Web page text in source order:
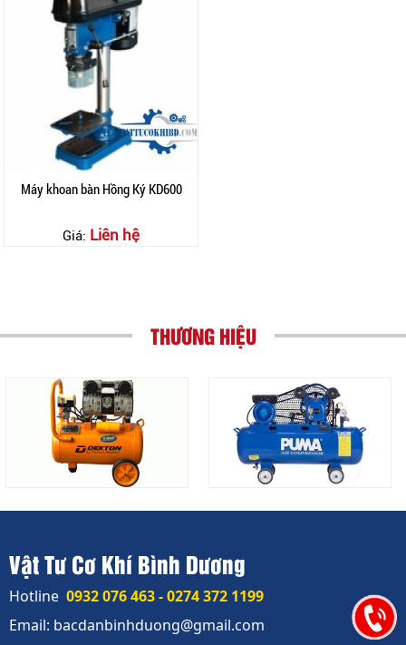
Máy khoan bàn Hồng Ký KD600
Giá: Liên hệ
THƯƠNG HIỆU
Vật Tư Cơ Khí Bình Dương
Hotline 0932 076 463 - 0274 372 1199
Email: bacdanbinhduong@gmail.com